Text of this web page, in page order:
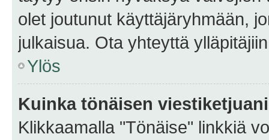
olet joutunut käyttäjäryhmään,
julkaisua. Ota yhteyttä
Ylös
Kuinka tönäisen
Klikkaamalla "Tönäise" linkkiä